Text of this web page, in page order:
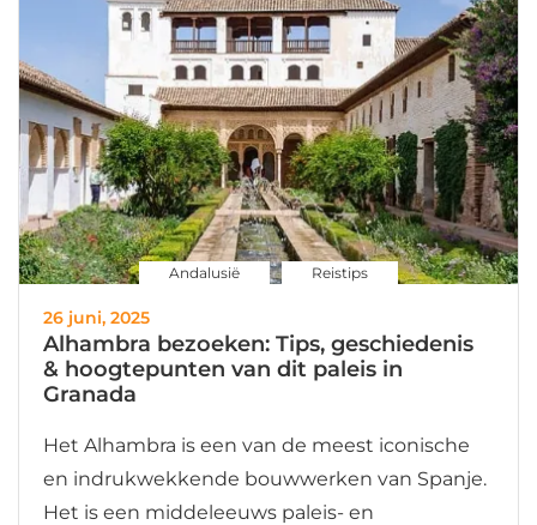
Andalusië Reistips
26 juni, 2025
Alhambra bezoeken: Tips, geschiedenis
& hoogtepunten van dit paleis in
Granada
Het Alhambra is een van de meest iconische
en indrukwekkende bouwwerken van Spanje.
Het is een middeleeuws paleis- en